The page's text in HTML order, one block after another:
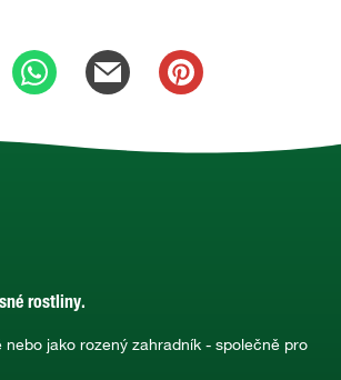
rostliny.
nebo jako rozený zahradník - společně pro